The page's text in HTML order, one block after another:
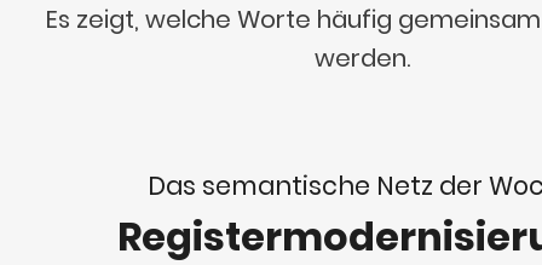
Es zeigt, welche Worte häufig
werden.
Das semantische Netz der